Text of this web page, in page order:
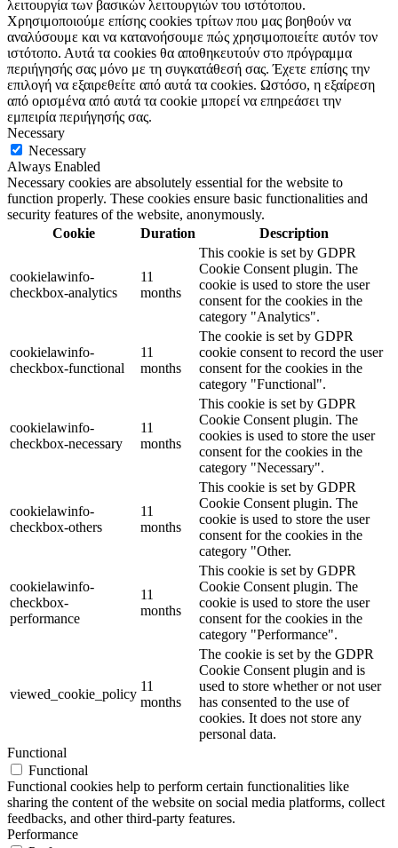
λειτουργία των βασικών λειτουργιών του ιστότοπου.
Χρησιμοποιούμε επίσης cookies τρίτων που μας βοηθούν να
αναλύσουμε και να κατανοήσουμε πώς χρησιμοποιείτε αυτόν τον
ιστότοπο. Αυτά τα cookies θα αποθηκευτούν στο πρόγραμμα
περιήγησής σας μόνο με τη συγκατάθεσή σας. Έχετε επίσης την
επιλογή να εξαιρεθείτε από αυτά τα cookies. Ωστόσο, η εξαίρεση
από ορισμένα από αυτά τα cookie μπορεί να επηρεάσει την
εμπειρία περιήγησής σας.
Necessary
Necessary
Always Enabled
Necessary cookies are absolutely essential for the website to
function properly. These cookies ensure basic functionalities and
security features of the website, anonymously.
Cookie
Duration Description
cookielawinfo-
checkbox-analytics
11
months
This cookie is set by GDPR
Cookie Consent plugin. The
cookie is used to store the user
consent for the cookies in the
category "Analytics".
cookielawinfo-
checkbox-functional
11
months
The cookie is set by GDPR
cookie consent to record the user
consent for the cookies in the
category "Functional".
cookielawinfo-
checkbox-necessary
11
months
This cookie is set by GDPR
Cookie Consent plugin. The
cookies is used to store the user
consent for the cookies in the
category "Necessary".
cookielawinfo-
checkbox-others
11
months
This cookie is set by GDPR
Cookie Consent plugin. The
cookie is used to store the user
consent for the cookies in the
category "Other.
cookielawinfo-
checkbox-
performance
11
months
This cookie is set by GDPR
Cookie Consent plugin. The
cookie is used to store the user
consent for the cookies in the
category "Performance".
viewed_cookie_policy
11
months
The cookie is set by the GDPR
Cookie Consent plugin and is
used to store whether or not user
has consented to the use of
cookies. It does not store any
personal data.
Functional
Functional
Functional cookies help to perform certain functionalities like
sharing the content of the website on social media platforms, collect
feedbacks, and other third-party features.
Performance